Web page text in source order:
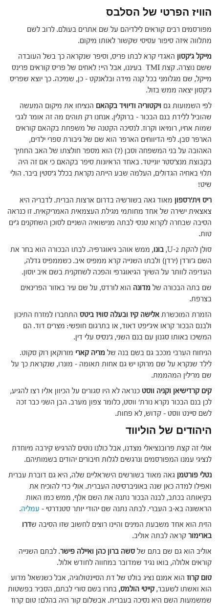
הוויז הפרטי של הסלבס
מפורסמים רבים קוראים לילדיהם על שם אתרים בעולם. לרוב לשם
מתלווה איזה סיפור עסיסי שקשור לאותו מיקום.
מייקל ג'קסון האגדי קרא לבתו פריס, וסיפר שנקראה כך בשל העובדה
ששם נוצרה. קצת TMI בעיננו, אבל היי! לאחים של פריס קוראים פרינס
מייקל, שם מגלומני בכל קנה מידה ובלאנקט – כן, שמיכה. כך יוצא שפריס
ג'קסון יצאה ממש בזול.
לפי השמועות גם ויקטוריה ודיוויד בקהאם הנציחו את מיקום המעשה
שהוביל ללידת בנם הבכור – ברוקלין. אנחנו רק תוהים מה זה אומר לגבי
שמות אחיו, רומיאו וקרוז. לנסיכה הקטנה של משפחת בקהאם קוראים
הארפר סבן. לפי הדיווחים הארפר הוא שם של גיבורת ספרי ילדים,
האהובה על בני המשפחה וסבן (7) הוא מספר חולצתו של האב החתיך
בקבוצת מנצ'סטר יונייטד. באחד הראיונות סיפר בקהאם כי אם זה היה
תלוי באחיה הגדולים, העלמה שבע הייתה נקראת בכלל ג'סטין ביבר. הולי
שיט!
ריס וית'רספון מאוד גאה בשורשיה בדרום ארצות הברית. לדבריה היא
צאצאית ישירה של אחד מחותמי מגילת העצמאית האמריקאית. זו כנראה
הסיבה שבחרה לקרוא טנסי לבתה מנישואיה השניים לסוכן השחקנים ג'ים
טות.
סולן להקת U-2,
בונו, ממש אוהב גיאוגרפיה. לבתו הבכורה הוא בחר את
השם ג'ורדן (ירדן) ולבתו השנייה קרא ממפיס איב. כשממפיס גדלה,
העדיפה לוותר על השיוך הגיאוגרפי והפכה לשחקנית בשם איב יוסון.
שם בתה הבכורה של מדונה הוא לורדס, על שם עיר באזור הפרינאים
בצרפת.
הזמרת המוכשרת אלישה קיז ובעלה סוויז ביטס התחברו למזרח התיכון
ולבנם הבכור קראו איג'יפט דאוד, או בתרגום חופשי: מצרים דוד. הם
המשיכו באותו סגנון עם בנם השני, ג'נסיס עלי דין.
הניחוח הערבי מככב גם בשם בנה של מריה קארי מורוקאן רוק סקוט.
לילד שנקרא על שם מרוקו יש גם אחות תאומה – מונרו, שנקראת כך על
שם מרילין המהממת.
קים קרדישיאן וקניה ווסט כנראה לא היו סגורים על הכיוון אליו רצו להגיע,
לכן בנם הבכור נקרא נורת' ווסט, כלומר צפון מערב. הבן השני כבר זכה
לשם סיינט ווסט – קדוש, לא פחות.
היהודים של הוליווד
אולי זה קצת פרובנציאלי מצדנו, אבל כולנו נוטים להרגיש קירבה מיוחדת
לנציגי עמנו המפורסמים ונרגשים לגלות חיבורים יהודים בשמותיהם.
נטלי פורטמן גאה מאוד בשורשים הישראליים שלה, היא גם דוברת עברית
ואפילו למדה כאן שנה באוניברסיטה העברית. אולי כדי להוכיח את
בקיאותה בכתב, לבנה הבכור נתנה את השם אלף, ממש כמו האות
הראשונה בא-ב העברי. לבתה נתנה שם יהודי יותר סטנדרטי – עמליה.
הזית הוא אחד משבעת המינים והיינו רוצים לחשוב שזו הסיבה שדרו
בארימור קראה לבתה אוליב.
אוליב הוא גם שם בתם של סשה ברון כהן ואיילה פישר. לבתם השנייה
קוראים אלולה, בואו נגיד שמדובר במחווה לחודש אלול.
טום קרוז הוא אמנם נציג בולט של דת הסיינטולוגיה, אבל כשנשאל מדוע
הוא ואשתו לשעבר, קייטי הולמס, בחרו בשם סורי לבתם, הסביר בפשטות
שמשמעות השם היא נסיכה בעברית. אבשלום קור היה בהלם! טום קרוז